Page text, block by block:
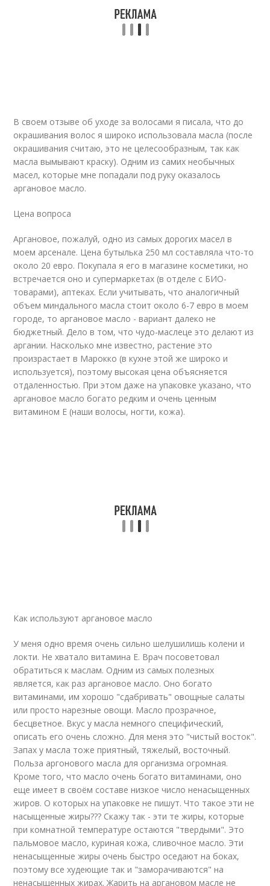
В своем отзыве об уходе за волосами я писала, что до
окрашивания волос я широко использовала масла (после
окрашивания считаю, это не целесообразным, так как
масла вымывают краску). Одним из самих необычных
масел, которые мне попадали под руку оказалось
аргановое масло.
Цена вопроса
Аргановое, пожалуй, одно из самых дорогих масел в
моем арсенале. Цена бутылька 250 мл составляла что-то
около 20 евро. Покупала я его в магазине косметики, но
встречается оно и супермаркетах (в отделе с БИО-
товарами), аптеках. Если учитывать, что аналогичный
объем миндального масла стоит около 6-7 евро в моем
городе, то аргановое масло - вариант далеко не
бюджетный. Дело в том, что чудо-маслеце это делают из
аргании. Насколько мне известно, растение это
произрастает в Марокко (в кухне этой же широко и
используется), поэтому высокая цена объясняется
отдаленностью. При этом даже на упаковке указано, что
аргановое масло богато редким и очень ценным
витамином Е (наши волосы, ногти, кожа).
Как используют аргановое масло
У меня одно время очень сильно шелушилишь колени и
локти. Не хватало витамина Е. Врач посоветовал
обратиться к маслам. Одним из самых полезных
является, как раз аргановое масло. Оно богато
витаминами, им хорошо "сдабривать" овощные салаты
или просто нарезные овощи. Масло прозрачное,
бесцветное. Вкус у масла немного специфический,
описать его очень сложно. Для меня это "чистый восток".
Запах у масла тоже приятный, тяжелый, восточный.
Польза аргонового масла для организма огромная.
Кроме того, что масло очень богато витаминами, оно
еще имеет в своём составе низкое число ненасыщенных
жиров. О которых на упаковке не пишут. Что такое эти не
насыщенные жиры??? Скажу так - эти те жиры, которые
при комнатной температуре остаются "твердыми". Это
пальмовое масло, куриная кожа, сливочное масло. Эти
ненасыщенные жиры очень быстро оседают на боках,
поэтому все худеющие так и "заморачиваются" на
ненасыщенных жирах. Жарить на аргановом масле не